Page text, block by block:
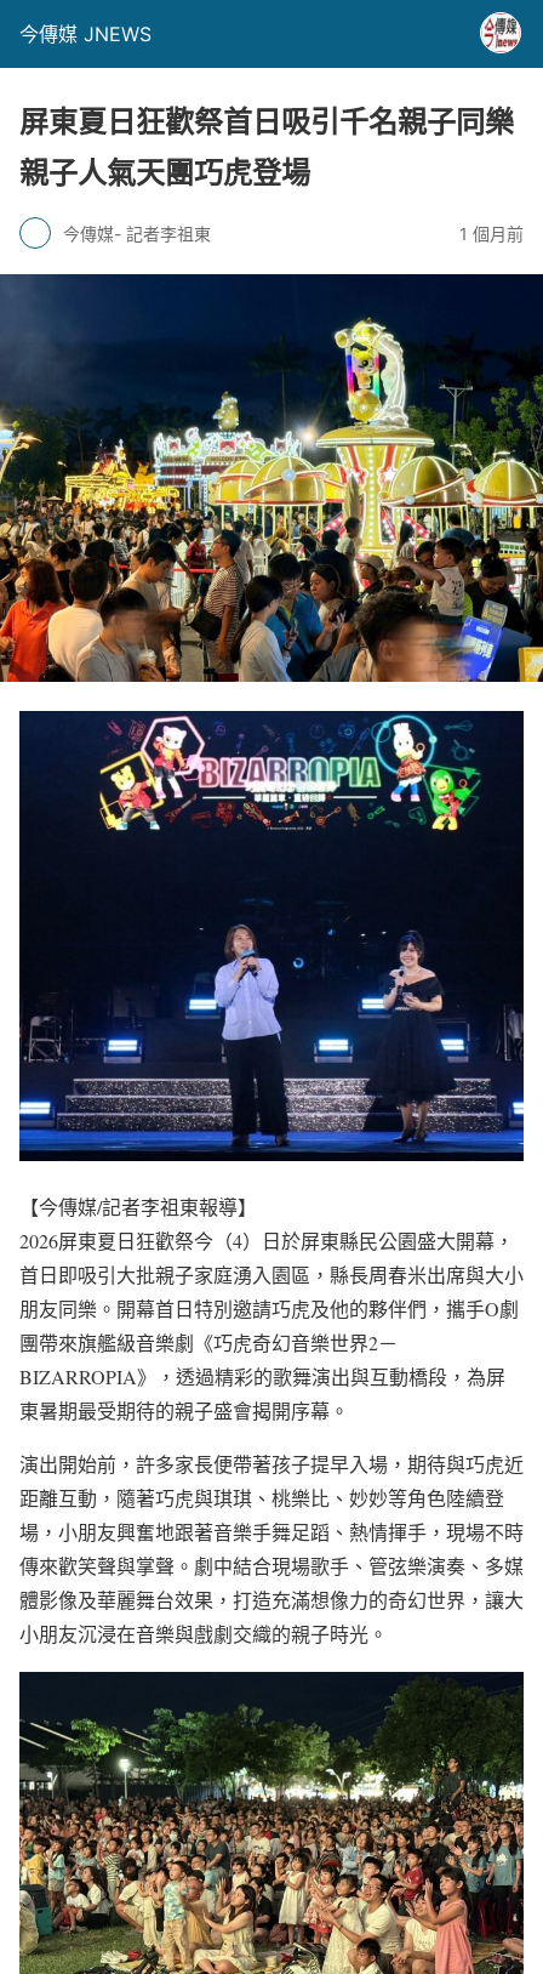
今傳媒 JNEWS
屏東夏日狂歡祭首日吸引千名親子同樂
親子人氣天團巧虎登場
今傳媒- 記者李祖東 1 個月前
【今傳媒/記者李祖東報導】
2026屏東夏日狂歡祭今（4）日於屏東縣民公園盛大開幕，
首日即吸引大批親子家庭湧入園區，縣長周春米出席與大小
朋友同樂。開幕首日特別邀請巧虎及他的夥伴們，攜手O劇
團帶來旗艦級音樂劇《巧虎奇幻音樂世界2－
BIZARROPIA》，透過精彩的歌舞演出與互動橋段，為屏
東暑期最受期待的親子盛會揭開序幕。
演出開始前，許多家長便帶著孩子提早入場，期待與巧虎近
距離互動，隨著巧虎與琪琪、桃樂比、妙妙等角色陸續登
場，小朋友興奮地跟著音樂手舞足蹈、熱情揮手，現場不時
傳來歡笑聲與掌聲。劇中結合現場歌手、管弦樂演奏、多媒
體影像及華麗舞台效果，打造充滿想像力的奇幻世界，讓大
小朋友沉浸在音樂與戲劇交織的親子時光。